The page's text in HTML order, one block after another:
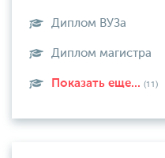
Диплом ВУЗа
Диплом магистра
Показать еще... (11)